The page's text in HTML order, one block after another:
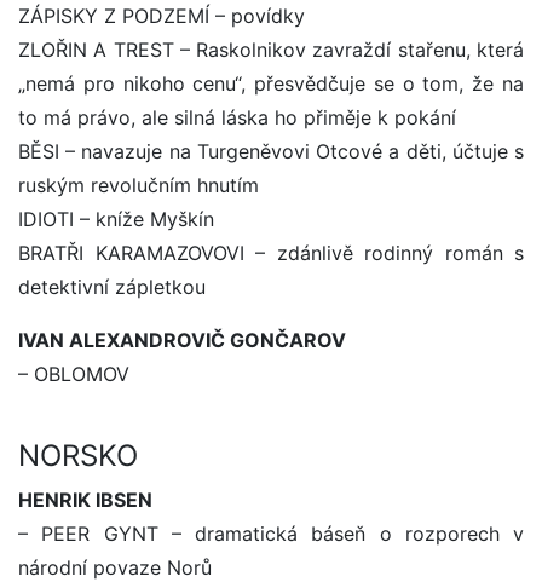
ZÁPISKY Z PODZEMÍ – povídky
ZLOŘIN A TREST – Raskolnikov zavraždí stařenu, která
„nemá pro nikoho cenu“, přesvědčuje se o tom, že na
to má právo, ale silná láska ho přiměje k pokání
BĚSI – navazuje na Turgeněvovi Otcové a děti, účtuje s
ruským revolučním hnutím
IDIOTI – kníže Myškín
BRATŘI KARAMAZOVOVI – zdánlivě rodinný román s
detektivní zápletkou
IVAN ALEXANDROVIČ GONČAROV
– OBLOMOV
NORSKO
HENRIK IBSEN
– PEER GYNT – dramatická báseň o rozporech v
národní povaze Norů